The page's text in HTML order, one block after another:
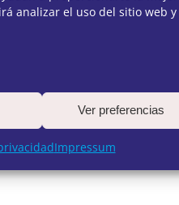
analizar el uso del sitio web y
Ver preferencias
Impressum